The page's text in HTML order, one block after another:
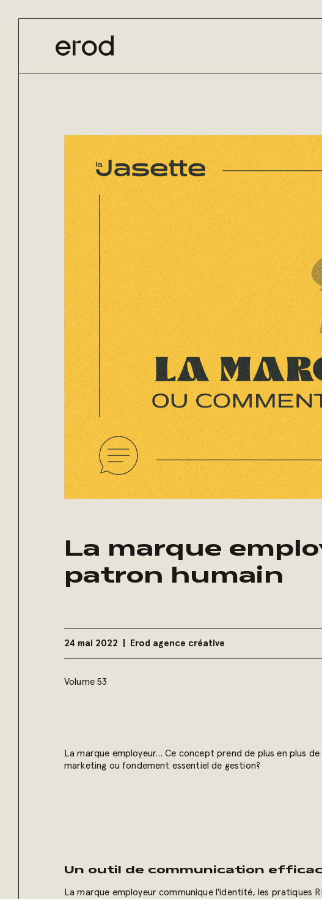
La marque
patron humain
24 mai 2022 Erod agence créative
Volume 53
La marque employeur… Ce concept prend de plus en plus
marketing ou fondement essentiel de gestion?
Un outil de communication
La marque employeur communiquel'identité, les pratiques